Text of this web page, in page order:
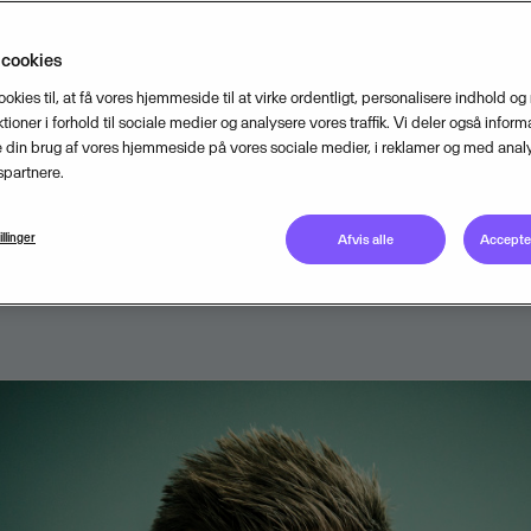
tager endnu en
– foruden Visma Rating, er han
for Visma Creditro, og
i kampen mod hvidvask og
til, at få vores hjemmeside til at virke ordentligt, personalisere indhold og
i forhold til sociale medier og analysere vores traffik. Vi deler også
brug af vores hjemmeside på vores sociale medier, i reklamer og med
Afvis alle